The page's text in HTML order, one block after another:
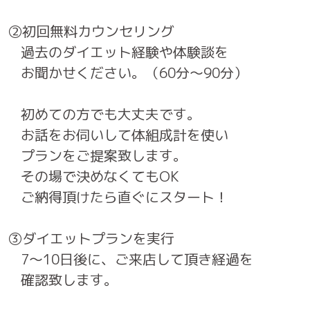
②初回無料カウンセリング
過去のダイエット経験や体験談を
お聞かせください。（60分～90分）
初めての方でも大丈夫です。
お話をお伺いして体組成計を使い
プランをご提案致します。
その場で決めなくてもOK
ご納得頂けたら直ぐにスタート！
③ダイエットプランを実行
7～10日後に、ご来店して頂き経過を
確認致します。